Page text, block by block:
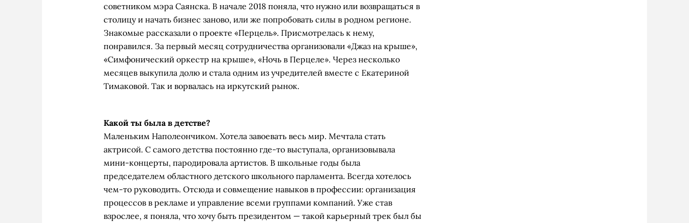
советником мэра Саянска. В начале 2018 поняла, что нужно или возвращаться в
столицу и начать бизнес заново, или же попробовать силы в родном регионе.
Знакомые рассказали о проекте «Перцель». Присмотрелась к нему,
понравился. За первый месяц сотрудничества организовали «Джаз на крыше»,
«Симфонический оркестр на крыше», «Ночь в Перцеле». Через несколько
месяцев выкупила долю и стала одним из учредителей вместе с Екатериной
Тимаковой. Так и ворвалась на иркутский рынок.
Какой ты была в детстве?
Маленьким Наполеончиком. Хотела завоевать весь мир. Мечтала стать
актрисой. С самого детства постоянно где-то выступала, организовывала
мини-концерты, пародировала артистов. В школьные годы была
председателем областного детского школьного парламента. Всегда хотелось
чем-то руководить. Отсюда и совмещение навыков в профессии: организация
процессов в рекламе и управление всеми группами компаний. Уже став
взрослее, я поняла, что хочу быть президентом — такой карьерный трек был бы